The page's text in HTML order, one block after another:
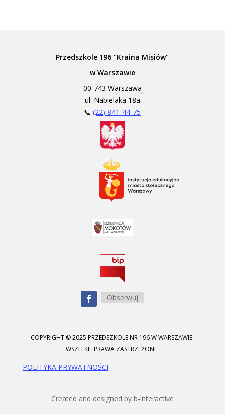
Przedszkole 196 "Kraina Misiów"
w Warszawie
00-743 Warszawa
ul. Nabielaka 18a
📞(22) 841-44-75
Obserwuj
COPYRIGHT © 2025 PRZEDSZKOLE NR 196 W WARSZAWIE.
WSZELKIE PRAWA ZASTRZEŻONE.
POLITYKA PRYWATNOŚCI
Created and designed by b-interactive